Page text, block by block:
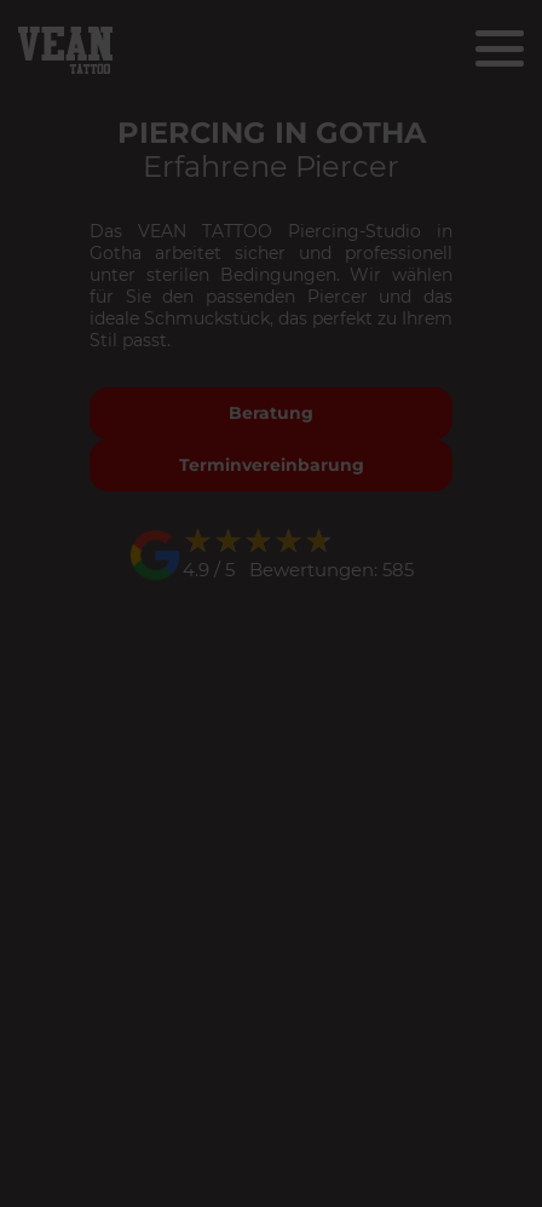
PIERCING IN GOTHA
Erfahrene Piercer
Das VEAN TATTOO Piercing-Studio in
Gotha arbeitet sicher und professionell
unter sterilen Bedingungen. Wir wählen
für Sie den passenden Piercer und das
ideale Schmuckstück, das perfekt zu Ihrem
Stil passt.
Beratung
Terminvereinbarung
★★★★★
★★★★★
4.9 / 5 Bewertungen: 585